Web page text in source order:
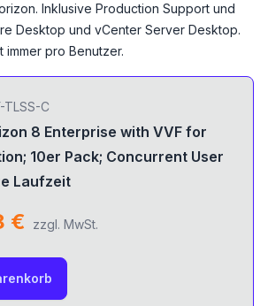
Inklusive Production Support und
Desktop und vCenter Server Desktop.
pro Benutzer.
TLSS-C
8 Enterprise with VVF for
10er Pack; Concurrent User
Laufzeit
€ zzgl. MwSt.